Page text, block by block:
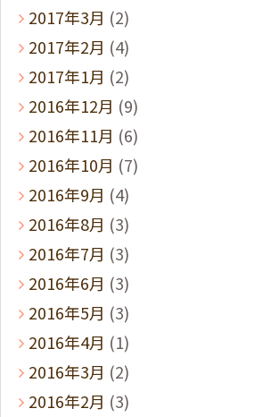
2017年3月 (2)
2017年2月 (4)
2017年1月 (2)
2016年12月 (9)
2016年11月 (6)
2016年10月 (7)
2016年9月 (4)
2016年8月 (3)
2016年7月 (3)
2016年6月 (3)
2016年5月 (3)
2016年4月 (1)
2016年3月 (2)
2016年2月 (3)